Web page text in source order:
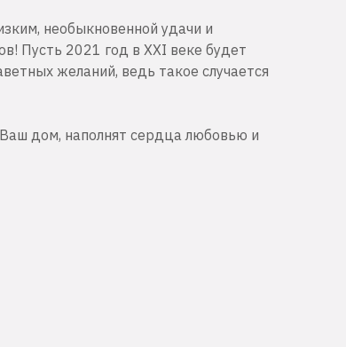
необыкновенной удачи и
Пусть 2021 год в XXI веке будет
желаний, ведь такое случается
дом, наполнят сердца любовью и